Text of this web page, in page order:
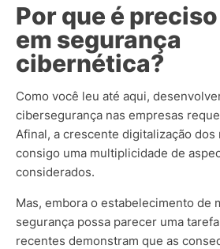
Por que é
em segurança
cibernética?
Como você leu até aqui,
cibersegurança nas empresas
Afinal, a crescente digitalização dos
consigo uma multiplicidade de
considerados.
Mas, embora o estabelecimento de
segurança possa parecer uma
recentes demonstram que as